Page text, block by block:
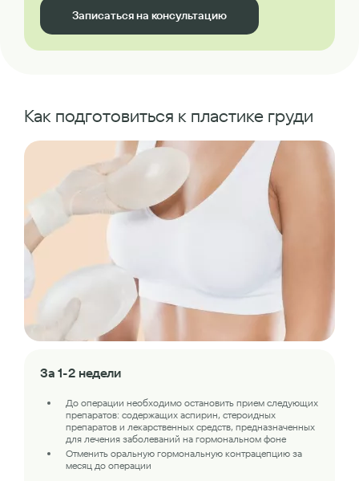
Записаться на консультацию
Как подготовиться к пластике груди
За 1-2 недели
До операции необходимо остановить прием следующих
препаратов: содержащих аспирин, стероидных
препаратов и лекарственных средств, предназначенных
для лечения заболеваний на гормональном фоне
Отменить оральную гормональную контрацепцию за
месяц до операции